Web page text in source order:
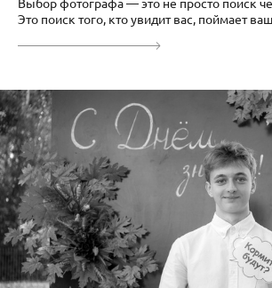
Это поиск того, кто увидит вас, поймает